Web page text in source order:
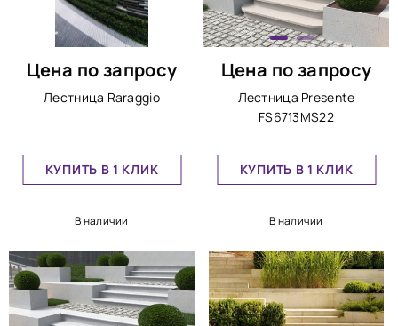
Цена по запросу
Лестница Rаraggio
КУПИТЬ В 1 КЛИК
В наличии
Цена по запросу
Лестница Presente
FS6713MS22
КУПИТЬ В 1 КЛИК
В наличии